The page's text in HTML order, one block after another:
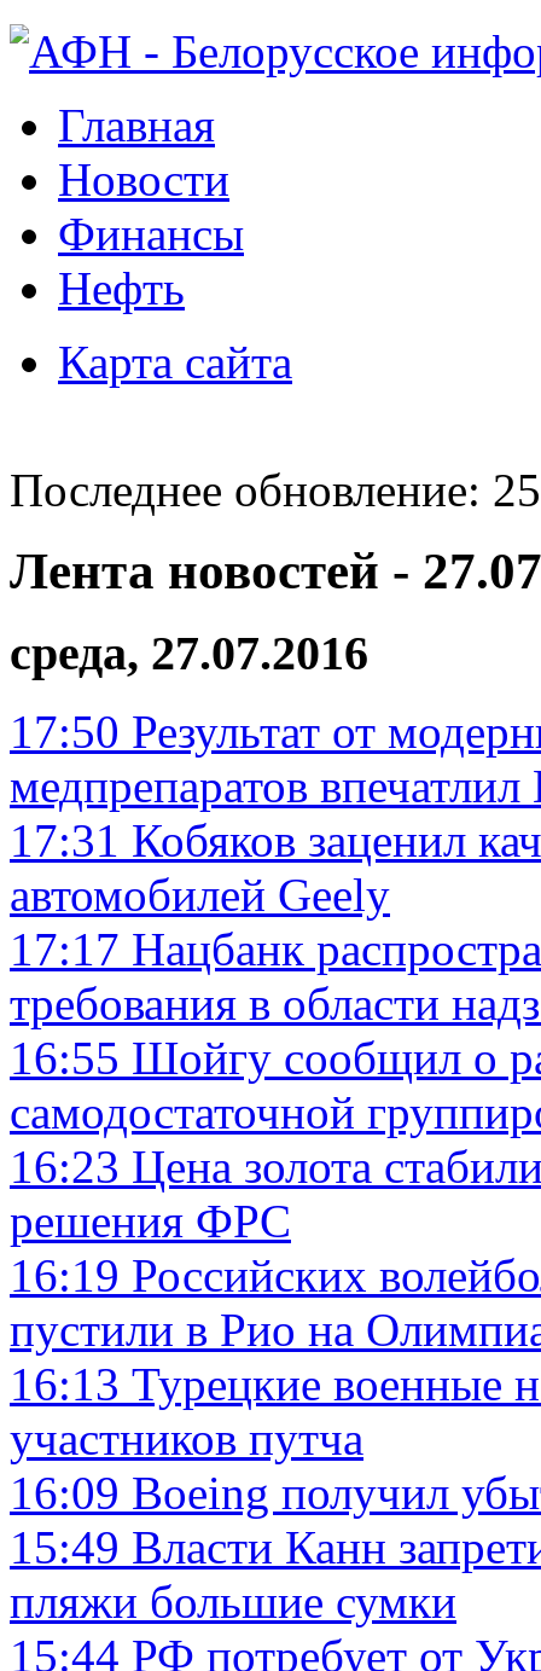
Главная
Новости
Финансы
Нефть
Карта сайта
Последнее обновление:
Лента новостей -
среда, 27.07.2016
17:50 Результат от
медпрепаратов впечатлил
17:31 Кобяков заценил
автомобилей Geely
17:17 Нацбанк
требования в области
16:55 Шойгу сообщил о
самодостаточной
16:23 Цена золота
решения ФРС
16:19 Российских
пустили в Рио на
16:13 Турецкие военные
участников путча
16:09 Boeing получил
15:49 Власти Канн
пляжи большие сумки
15:44 РФ потребует от